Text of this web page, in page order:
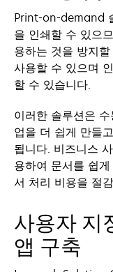
Print-on-demand
을 인쇄할 수 있으
용하는 것을 방지
사용할 수 있으며
할 수 있습니다.
이러한 솔루션은
업을 더 쉽게 만들
됩니다. 비즈니스
용하여 문서를 쉽
서 처리 비용을 절
사용자 지
앱 구축